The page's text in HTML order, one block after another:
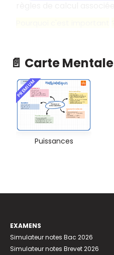
📄 Carte Mentale
PREMIUM
Puissances
EXAMENS
Simulateur notes Bac 2026
Simulateur notes Brevet 2026